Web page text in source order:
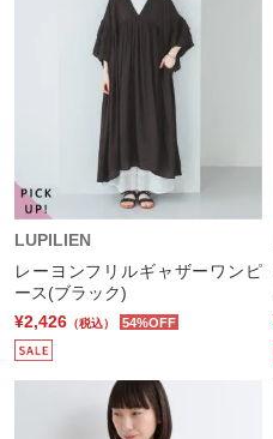
LUPILIEN
レーヨンフリルギャザーワンピ
ース(ブラック)
¥2,426 （税込） 54%OFF